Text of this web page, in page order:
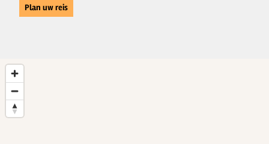
Plan uw reis